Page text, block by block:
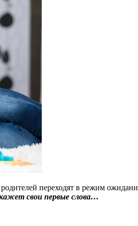
переходят в режим
свои первые слова…